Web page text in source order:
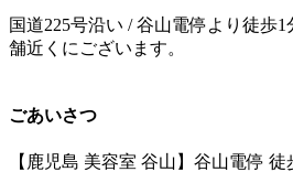
国道225号沿い / 谷山電停より徒歩
舗近くにございます。
ごあいさつ
【鹿児島 美容室 谷山】谷山電停